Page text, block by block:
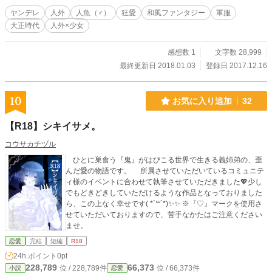
ヤンデレ 人外 人魚（♂） 狂愛 和風ファンタジー
軍服
大正時代
人外×少女
感想数 1
文字数 28,999
最終更新日 2018.01.03
登録日 2017.12.16
10 お気に入り追加 32
【R18】シキイサメ。
コウサカチヅル
ひとに巣食う『鬼』がはびこる世界で生きる義姉弟の、歪
んだ愛の物語です。 所属させていただいているコミュニテ
ィ様のイベントに合わせて執筆させていただきました💖少し
でもどきどきしていただけるような作品となっておりました
ら、この上なく幸せです( *´꒳`*)✨✨ ※『♡』マークを使用さ
せていただいておりますので、苦手なかたはご注意ください
ませ。
恋愛 完結 短編 R18
24h.ポイント 0pt
小説 228,789 位 / 228,789件 恋愛 66,373 位 / 66,373件